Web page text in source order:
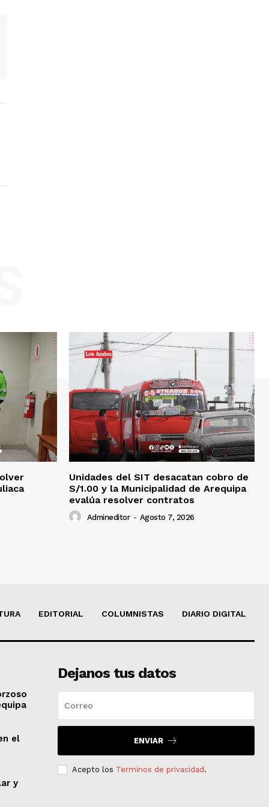
Unidades del SIT desacatan cobro de
S/1.00 y la Municipalidad de Arequipa
evalúa resolver contratos
Admineditor - Agosto 7, 2026
EDITORIAL COLUMNISTAS DIARIO DIGITAL
el
y
Dejanos tus datos
ENVIAR
Acepto los Terminos de privacidad .